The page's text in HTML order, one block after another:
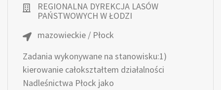
REGIONALNA DYREKCJA LASÓW
PAŃSTWOWYCH W ŁODZI
mazowieckie / Płock
Zadania wykonywane na stanowisku:1)
kierowanie całokształtem działalności
Nadleśnictwa Płock jako